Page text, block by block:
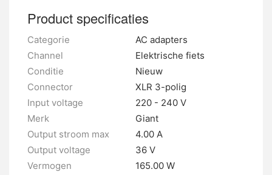
Product specificaties
Categorie
AC adapters
Channel
Elektrische fiets
Conditie
Nieuw
Connector
XLR 3-polig
Input voltage
220 - 240 V
Merk
Giant
Output stroom max
4.00 A
Output voltage
36 V
Vermogen
165.00 W